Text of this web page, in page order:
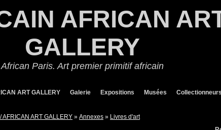
AFRICAN
GALLERY
African Paris. Art premier primitif africain
ART GALLERY Galerie Expositions Musées Collectionneurs
AFRICAN ART GALLERY » Annexes » Livres d'art